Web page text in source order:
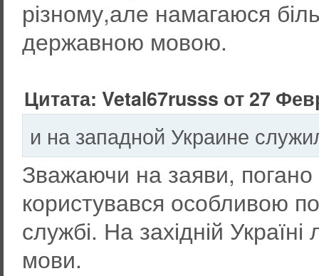
різному,але намагаюся
державною мовою.
Цитата: Vetal67russs от 27
и на западной Украине
Зважаючи на заяви,
користувався особливою
службі. На західній
мови.